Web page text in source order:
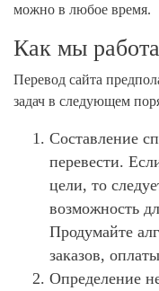
можно в любое время.
Как мы
Перевод сайта
задач в следующем
Составление
перевести.
цели, то
возможность
Продумайте
заказов,
Определение